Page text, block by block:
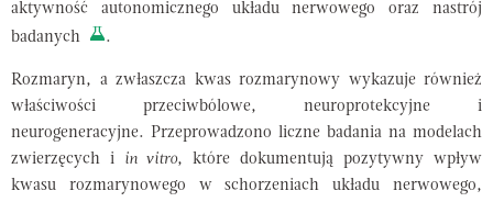
aktywność autonomicznego układu nerwowego oraz nastrój
badanych
.
Rozmaryn, a zwłaszcza kwas rozmarynowy wykazuje również
właściwości przeciwbólowe, neuroprotekcyjne i
neurogeneracyjne. Przeprowadzono liczne badania na modelach
zwierzęcych i in vitro, które dokumentują pozytywny wpływ
kwasu rozmarynowego w schorzeniach układu nerwowego,